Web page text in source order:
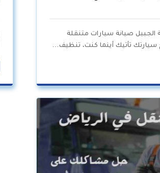
الجبيل صيانة سيارات متنقلة
سيارتك تأتيك أينما كنت، تنظيف…